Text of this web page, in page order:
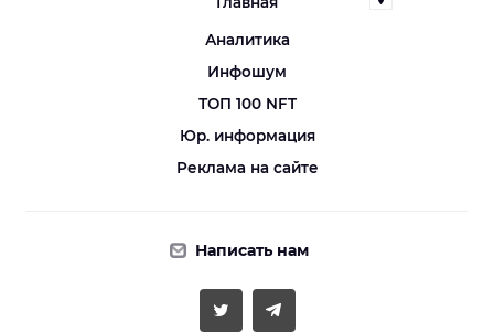
Аналитика
Инфошум
ТОП 100 NFT
Юр. информация
Реклама на сайте
Написать нам